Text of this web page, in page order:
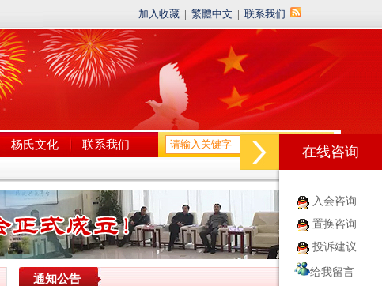
加入收藏 | 繁體中文 | 联系我们
杨氏文化 联系我们
通知公告 更多>>
在线咨询
入会咨询
置换咨询
投诉建议
给我留言